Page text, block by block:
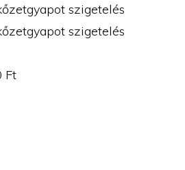
szigetelés
szigetelés
Ft